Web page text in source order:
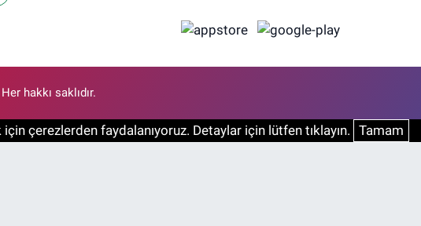
hakkı saklıdır.
çerezlerden faydalanıyoruz. Detaylar için lütfen tıklayın. Tamam